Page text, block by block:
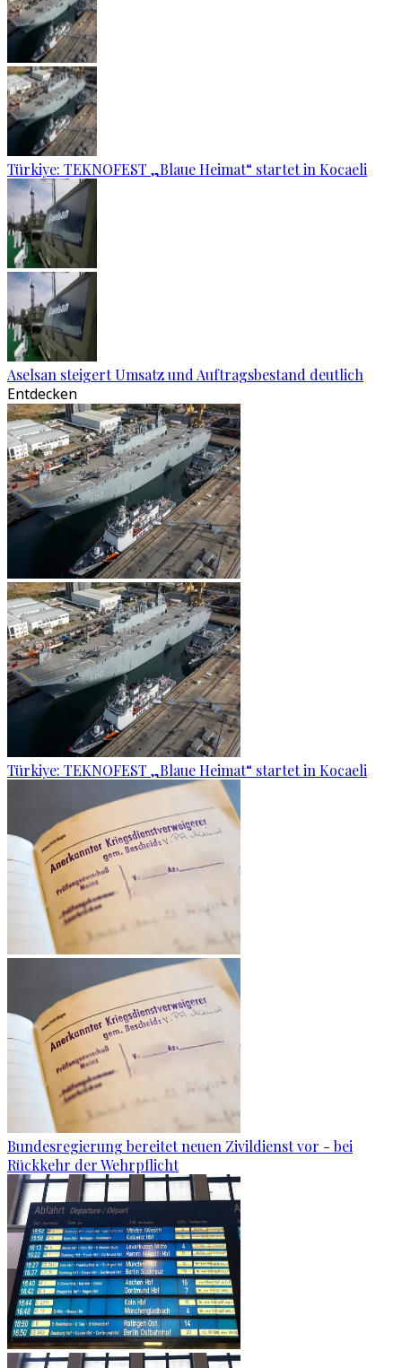
Türkiye: TEKNOFEST „Blaue Heimat“ startet in Kocaeli
Aselsan steigert Umsatz und Auftragsbestand deutlich
Entdecken
Türkiye: TEKNOFEST „Blaue Heimat“ startet in Kocaeli
Bundesregierung bereitet neuen Zivildienst vor - bei
Rückkehr der Wehrpflicht